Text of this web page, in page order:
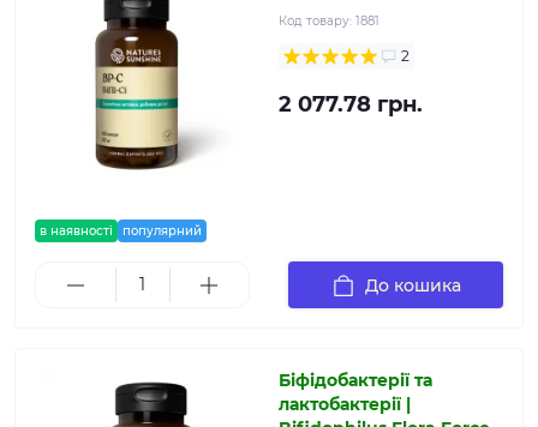
в наявності популярний
Код товару: 1881
2
2 077.78 грн.
До кошика
Біфідобактерії та
лактобактерії |